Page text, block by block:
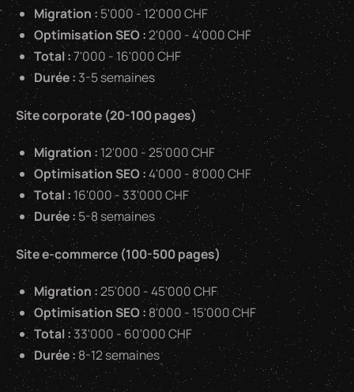
Migration : 5'000 - 12'000 CHF
Optimisation SEO :2'000 - 4'000 CHF
Total :7'000 - 16'000 CHF
Durée : 3-5 semaines
Site corporate (20-100 pages)
Migration :12'000 - 25'000 CHF
Optimisation SEO :4'000 - 8'000 CHF
Total :16'000 - 33'000 CHF
Durée :5-8 semaines
Site e-commerce (100-500 pages)
Migration :25'000 - 45'000 CHF
Optimisation SEO : 8'000 - 15'000 CHF
Total :33'000 - 60'000 CHF
Durée :8-12 semaines